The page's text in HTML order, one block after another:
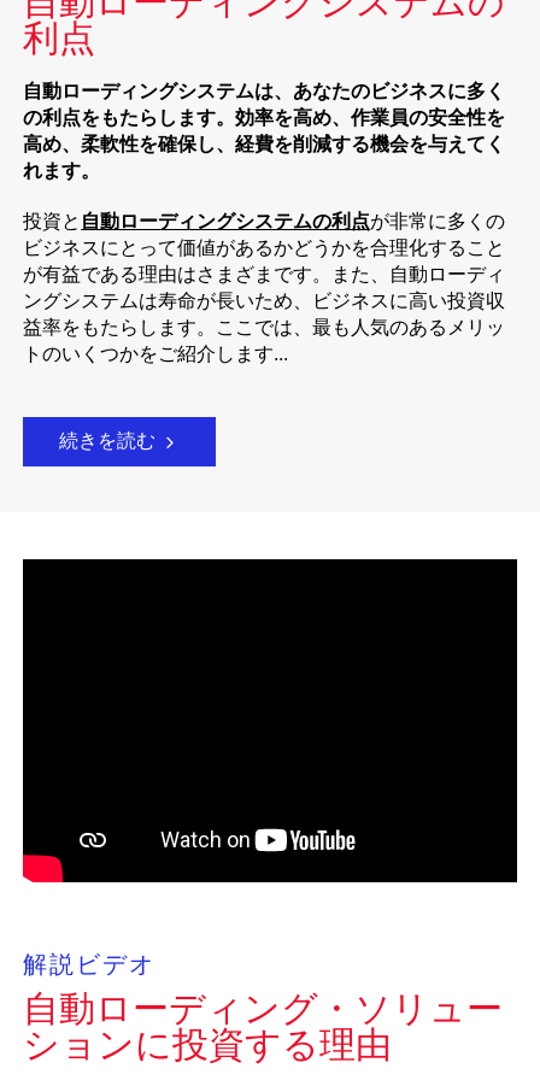
利点
自動ローディングシステムは、あなたのビジネスに多く
の利点をもたらします。効率を高め、作業員の安全性を
高め、柔軟性を確保し、経費を削減する機会を与えてく
れます。
投資と 自動ローディングシステムの利点が非常に多くの
ビジネスにとって価値があるかどうかを合理化すること
が有益である理由はさまざまです。また、自動ローディ
ングシステムは寿命が長いため、ビジネスに高い投資収
益率をもたらします。ここでは、最も人気のあるメリッ
トのいくつかをご紹介します...
続きを読む
解説ビデオ
自動ローディング・ソリュー
ションに投資する理由